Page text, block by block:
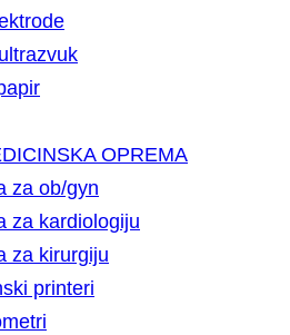
OPREMA
za ob/gyn
za kardiologiju
za kirurgiju
printeri